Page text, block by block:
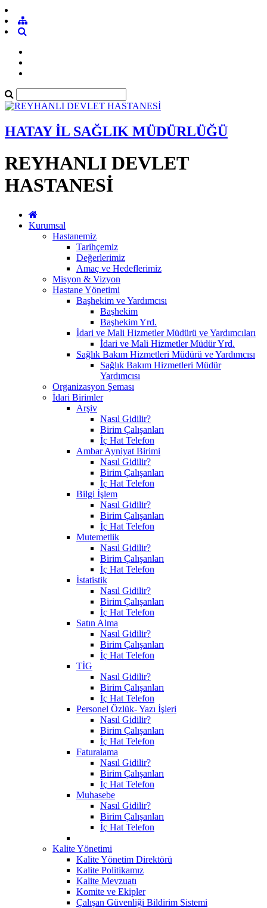
HATAY İL SAĞLIK MÜDÜRLÜĞÜ
REYHANLI DEVLET
HASTANESİ
Kurumsal
Hastanemiz
Tarihçemiz
Değerlerimiz
Amaç ve Hedeflerimiz
Misyon & Vizyon
Hastane Yönetimi
Başhekim ve Yardımcısı
Başhekim
Başhekim Yrd.​
İdari ve Mali Hizmetler Müdürü ve Yardımcıları
İdari ve Mali Hizmetler Müdür Yrd.
Sağlık Bakım Hizmetleri Müdürü ve Yardımcısı
Sağlık Bakım Hizmetleri Müdür
Yardımcısı
Organizasyon Şeması
İdari Birimler
Arşiv
Nasıl Gidilir?
Birim Çalışanları
İç Hat Telefon
Ambar Ayniyat Birimi
Nasıl Gidilir?
Birim Çalışanları
İç Hat Telefon
Bilgi İşlem
Nasıl Gidilir?
Birim Çalışanları
İç Hat Telefon
Mutemetlik
Nasıl Gidilir?
Birim Çalışanları
İç Hat Telefon
İstatistik
Nasıl Gidilir?
Birim Çalışanları
İç Hat Telefon
Satın Alma
Nasıl Gidilir?
Birim Çalışanları
İç Hat Telefon
TİG
Nasıl Gidilir?
Birim Çalışanları
İç Hat Telefon
Personel Özlük- Yazı İşleri
Nasıl Gidilir?
Birim Çalışanları
İç Hat Telefon
Faturalama
Nasıl Gidilir?
Birim Çalışanları
İç Hat Telefon
Muhasebe
Nasıl Gidilir?
Birim Çalışanları
İç Hat Telefon
Kalite Yönetimi
Kalite Yönetim Direktörü
Kalite Politikamız
Kalite Mevzuatı
Komite ve Ekipler
Çalışan Güvenliği Bildirim Sistemi